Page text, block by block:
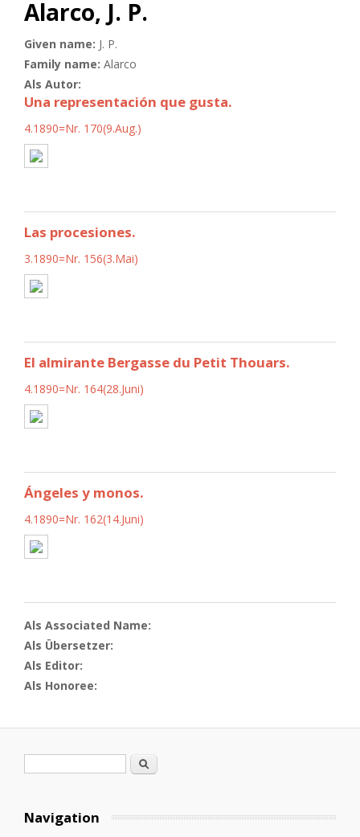
Alarco, J. P.
Given name: J. P.
Family name: Alarco
Als Autor:
Una representación que gusta.
4.1890=Nr. 170(9.Aug.)
Las procesiones.
3.1890=Nr. 156(3.Mai)
El almirante Bergasse du Petit Thouars.
4.1890=Nr. 164(28.Juni)
Ángeles y monos.
4.1890=Nr. 162(14.Juni)
Als Associated Name:
Als Übersetzer:
Als Editor:
Als Honoree:
Search
Navigation